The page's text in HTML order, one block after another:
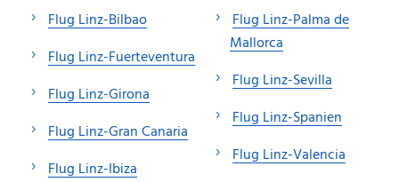
Flug Linz-Bilbao
Flug Linz-Fuerteventura
Flug Linz-Girona
Flug Linz-Gran Canaria
Flug Linz-Ibiza
Flug Linz-Palma de
Mallorca
Flug Linz-Sevilla
Flug Linz-Spanien
Flug Linz-Valencia